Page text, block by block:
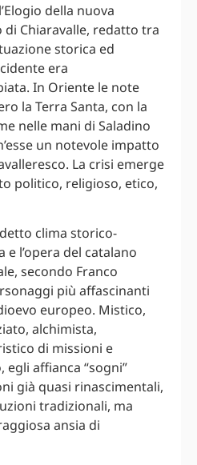
della nuova
di Chiaravalle, redatto tra
storica ed
era
In Oriente le note
la Terra Santa, con la
nelle mani di Saladino
un notevole impatto
La crisi emerge
politico, religioso, etico,
clima storico-
l’opera del catalano
secondo Franco
più affascinanti
europeo. Mistico,
alchimista,
di missioni e
affianca “sogni”
già quasi rinascimentali,
tradizionali, ma
ansia di